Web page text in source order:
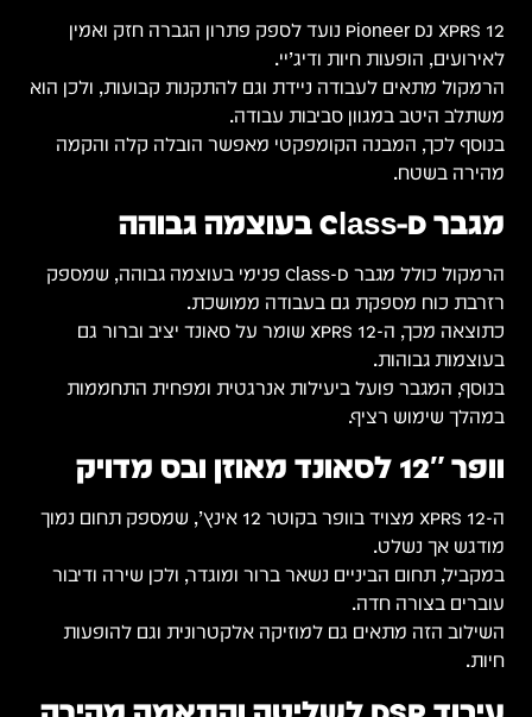
Pioneer DJ XPRS 12 נועד לספק פתרון הגברה חזק ואמין
לאירועים, הופעות חיות ודיג’יי.
הרמקול מתאים לעבודה ניידת וגם להתקנות קבועות, ולכן הוא
משתלב היטב במגוון סביבות עבודה.
בנוסף לכך, המבנה הקומפקטי מאפשר הובלה קלה והקמה
מהירה בשטח.
מגבר Class-D בעוצמה גבוהה
הרמקול כולל מגבר Class-D פנימי בעוצמה גבוהה, שמספק
רזרבת כוח מספקת גם בעבודה ממושכת.
כתוצאה מכך, ה-XPRS 12 שומר על סאונד יציב וברור גם
בעוצמות גבוהות.
בנוסף, המגבר פועל ביעילות אנרגטית ומפחית התחממות
במהלך שימוש רציף.
וופר 12″ לסאונד מאוזן ובס מדויק
ה-XPRS 12 מצויד בוופר בקוטר 12 אינץ’, שמספק תחום נמוך
מודגש אך נשלט.
במקביל, תחום הביניים נשאר ברור ומוגדר, ולכן שירה ודיבור
עוברים בצורה חדה.
השילוב הזה מתאים גם למוזיקה אלקטרונית וגם להופעות
חיות.